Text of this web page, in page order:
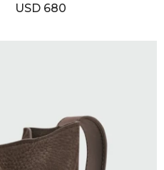
USD 680